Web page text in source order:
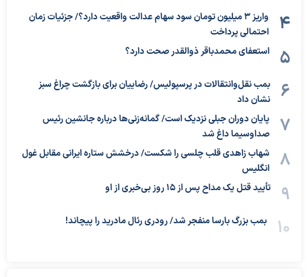
واریز ۳ میلیون تومان سود سهام عدالت واقعیت دارد؟/ جزئیات زمان
احتمالی پرداخت
استعفای محمدباقر ذوالقدر صحت دارد؟
بمب نقل‌وانتقالات در پرسپولیس/ رضاییان برای بازگشت چراغ سبز
نشان داد
پایان دوران جبلی نزدیک است/ گمانه‌زنی‌ها درباره جانشین رئیس
صداوسیما داغ شد
شهاب زاهدی قلب چلسی را شکست/ درخشش ستاره ایرانی مقابل غول
انگلیس
تأیید قتل یک مداح پس از ۱۵ روز بی‌خبری از او
بمب بزرگ بارسا منفجر شد/ رودری رئال مادرید را پیچاند!